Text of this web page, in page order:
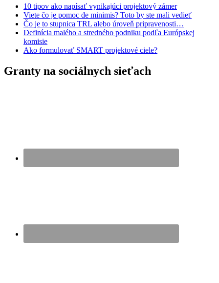
10 tipov ako napísať vynikajúci projektový zámer
Viete čo je pomoc de minimis? Toto by ste mali vedieť
Čo je to stupnica TRL alebo úroveň pripravenosti…
Definícia malého a stredného podniku podľa Európskej
komisie
Ako formulovať SMART projektové ciele?
Granty na sociálnych sieťach